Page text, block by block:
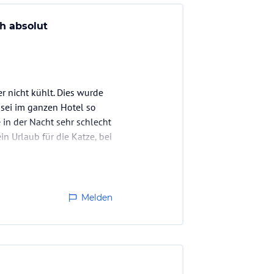
absolut
nicht kühlt. Dies wurde
im ganzen Hotel so
der Nacht sehr schlecht
Urlaub für die Katze, bei
Melden